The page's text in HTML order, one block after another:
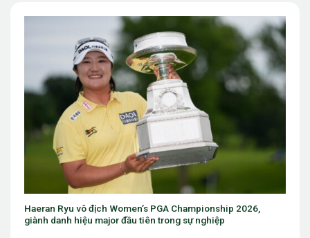
PGA Championship 2026,
trong sự nghiệp
Eugenio Chacarra thắng bùng
The Open